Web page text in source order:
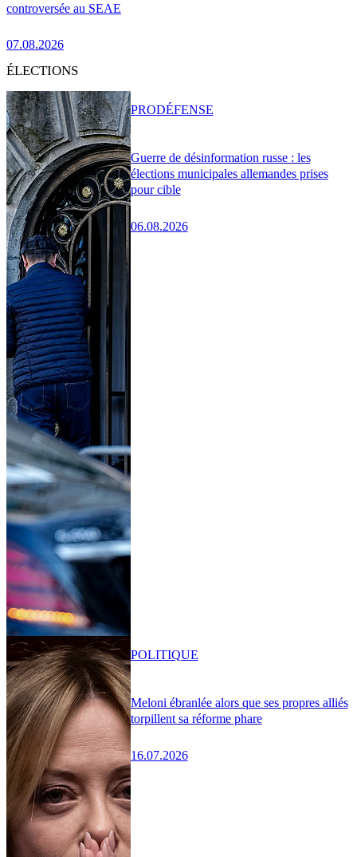
controversée au SEAE
07.08.2026
ÉLECTIONS
Guerre de désinformation russe : les
élections municipales allemandes prises
pour cible
06.08.2026
PRODÉFENSE
Meloni ébranlée alors que ses propres alliés
torpillent sa réforme phare
16.07.2026
POLITIQUE